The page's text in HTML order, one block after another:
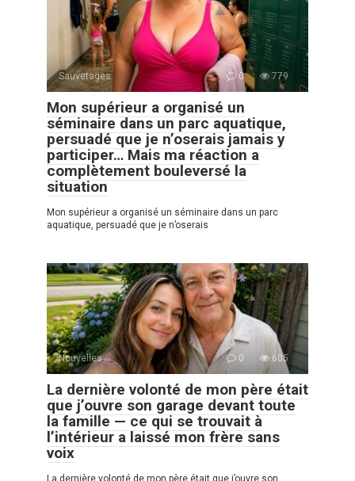
Sauvetages 0 779
Mon supérieur a organisé un
séminaire dans un parc aquatique,
persuadé que je n’oserais jamais y
participer… Mais ma réaction a
complètement bouleversé la
situation
Mon supérieur a organisé un séminaire dans un parc
aquatique, persuadé que je n’oserais
Nouvelles 0 605
La dernière volonté de mon père était
que j’ouvre son garage devant toute
la famille — ce qui se trouvait à
l’intérieur a laissé mon frère sans
voix
La dernière volonté de mon père était que j’ouvre son